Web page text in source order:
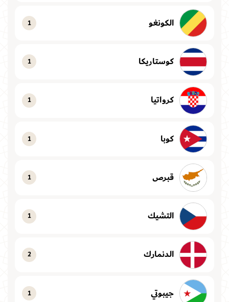
الكونغو 1
كوستاريكا 1
كرواتيا 1
كوبا 1
قبرص 1
التشيك 1
الدنمارك 2
جيبوتي 1